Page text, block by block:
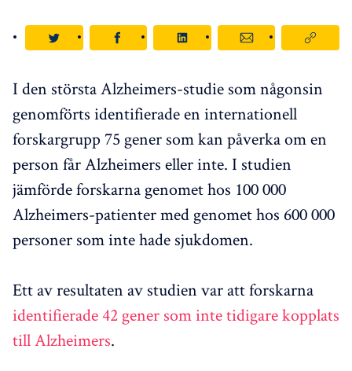
I den största Alzheimers-studie som någonsin
genomförts identifierade en internationell
forskargrupp 75 gener som kan påverka om en
person får Alzheimers eller inte. I studien
jämförde forskarna genomet hos 100 000
Alzheimers-patienter med genomet hos 600 000
personer som inte hade sjukdomen.
Ett av resultaten av studien var att forskarna
identifierade 42 gener som inte tidigare kopplats
till Alzheimers.